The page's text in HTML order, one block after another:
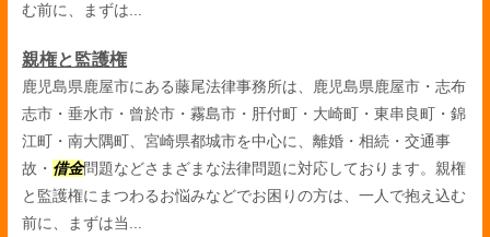
む前に、まずは...
親権と監護権
鹿児島県鹿屋市にある藤尾法律事務所は、鹿児島県鹿屋市・志布
志市・垂水市・曾於市・霧島市・肝付町・大崎町・東串良町・錦
江町・南大隅町、宮崎県都城市を中心に、離婚・相続・交通事
故・ 借金問題などさまざまな法律問題に対応しております。親権
と監護権にまつわるお悩みなどでお困りの方は、一人で抱え込む
前に、まずは当...